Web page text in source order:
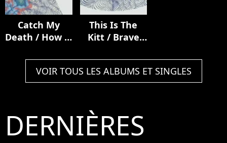
Catch My
Death / How It
This Is The
Kitt / Brave
VOIR TOUS LES ALBUMS ET SINGLES
DERNIÈRES